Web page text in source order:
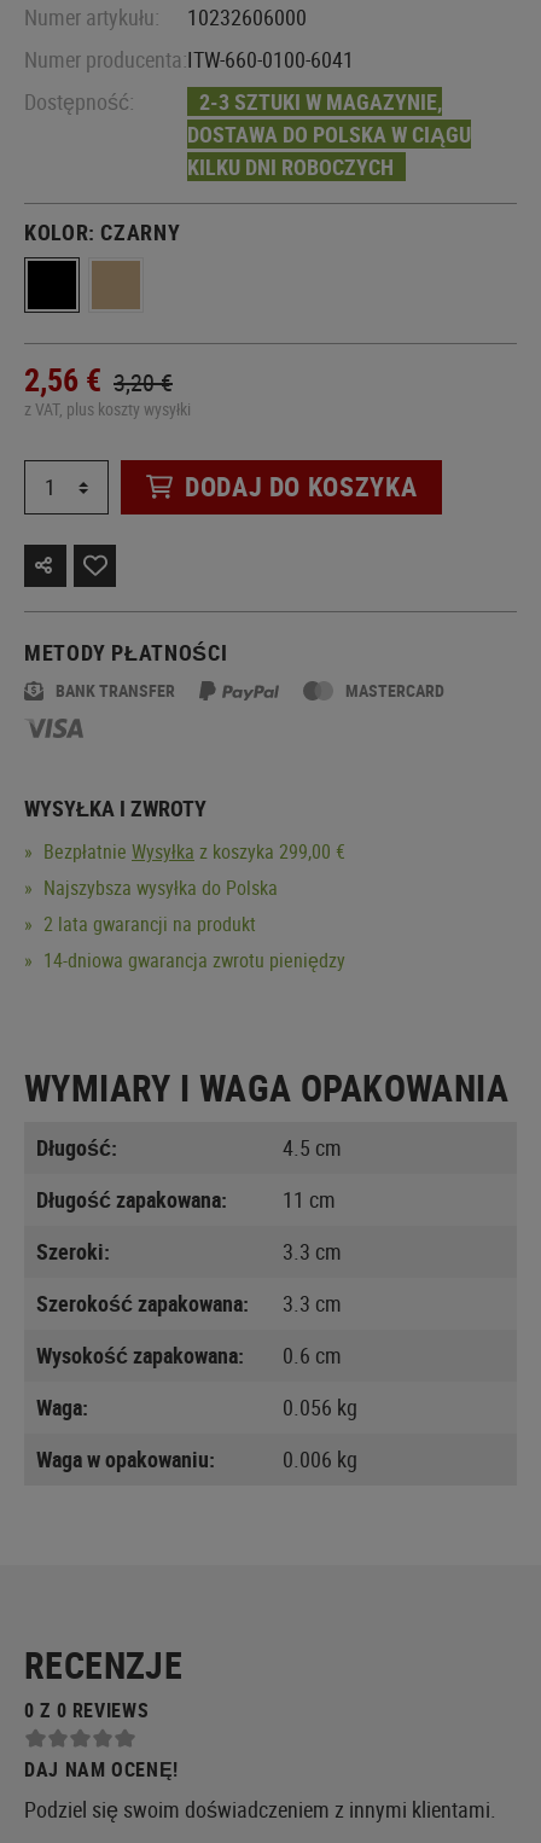
Numer artykułu:
10232606000
Numer producenta:ITW-660-0100-6041
Dostępność:
2-3 SZTUKI W MAGAZYNIE,
DOSTAWA DO POLSKA W CIĄGU
KILKU DNI ROBOCZYCH
KOLOR: CZARNY
2,56 € 3,20 €
z VAT, plus koszty wysyłki
DODAJ DO KOSZYKA
METODY PŁATNOŚCI
BANK TRANSFER MASTERCARD
WYSYŁKA I ZWROTY
Bezpłatnie Wysyłka z koszyka 299,00 €
Najszybsza wysyłka do Polska
2 lata gwarancji na produkt
14-dniowa gwarancja zwrotu pieniędzy
WYMIARY I WAGA OPAKOWANIA
Długość:
4.5 cm
Długość zapakowana:
11 cm
Szeroki:
3.3 cm
Szerokość zapakowana:
3.3 cm
Wysokość zapakowana:
0.6 cm
Waga:
0.056 kg
Waga w opakowaniu:
0.006 kg
RECENZJE
0 Z 0 REVIEWS
DAJ NAM OCENĘ!
Podziel się swoim doświadczeniem z innymi klientami.